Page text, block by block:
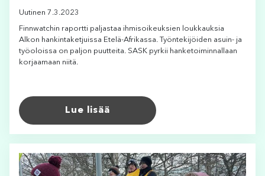
Uutinen 7.3.2023
Finnwatchin raportti paljastaa ihmisoikeuksien loukkauksia
Alkon hankintaketjuissa Etelä-Afrikassa. Työntekijöiden asuin- ja
työoloissa on paljon puutteita. SASK pyrkii hanketoiminnallaan
korjaamaan niitä.
Lue lisää